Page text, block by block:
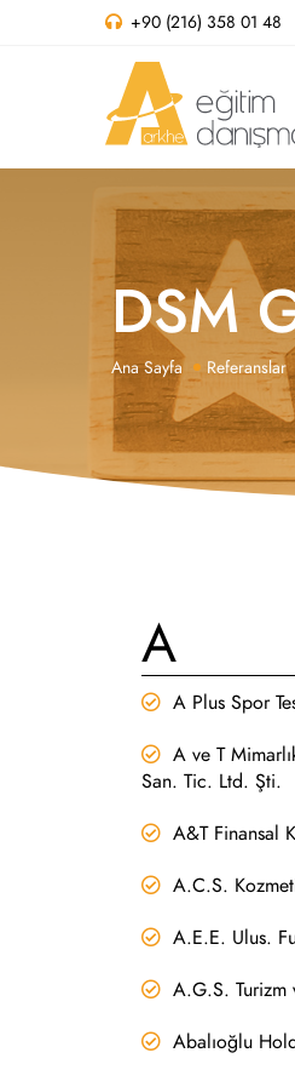
+90 (216) 358 01 48
DSM
Ana Sayfa Referanslar
A
A Plus Spor
A ve T
San. Tic. Ltd. Şti.
A&T Finansal
A.C.S.
A.E.E. Ulus.
A.G.S. Turizm
Abalıoğlu